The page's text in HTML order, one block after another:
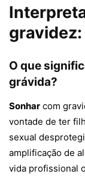
gravidez:
O que
grávida?
Sonhar com
vontade de ter
sexual
amplificação de
vida profissional